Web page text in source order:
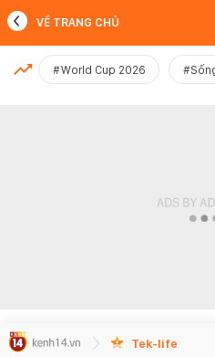
MỚI NHẤT
VỀ TRANG CHỦ
#World Cup 2026
Tek-life